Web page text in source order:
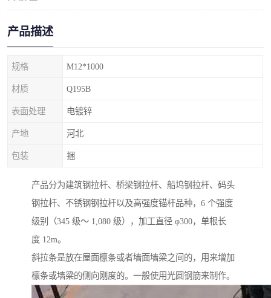
产品描述
规格 M12*1000
材质 Q195B
表面处理 电镀锌
产地 河北
包装 捆
产品分为建筑钢拉杆、桥梁钢拉杆、船坞钢拉杆、码头
钢拉杆、不锈钢钢拉杆以及高强度锚杆品种，6 个强度
级别（345 级～ 1,080 级），加工直径 φ300，单根长
度 12m。
斜拉条是放在屋面檩条或者墙面墙梁之间的，用来增加
檩条或墙梁的侧向刚度的。一般使用光圆钢筋来制作。